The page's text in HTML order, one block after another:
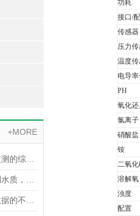
+MORE
多参数水质测量仪：水环境监测的综合检测工具
多参数水质测量仪：精准监测水质，保护环境
如何防止多参数水质测量仪数据的不准确
功耗
接口/
传感器
压力
温度
电导
PH
氧化
氯离子
硝酸盐
铵
二氧
溶解氧
浊度
配置